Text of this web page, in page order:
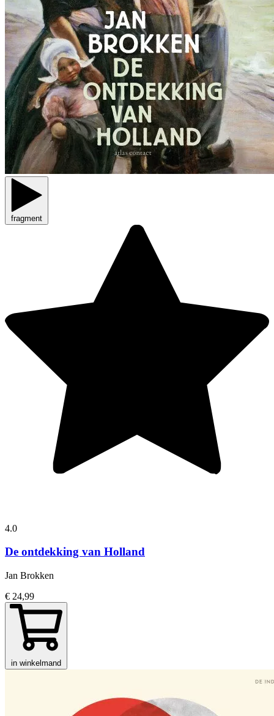
fragment
4.0
De ontdekking van Holland
Jan Brokken
€ 24,99
in winkelmand